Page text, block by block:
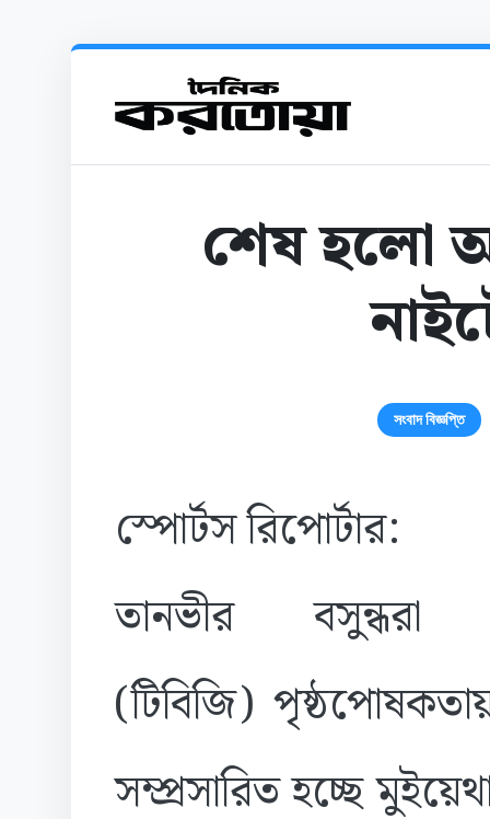
শেষ হলো
সংবাদ বিজ্ঞপ্তি
স্পোর্টস রিপোর্টার:
তানভীর বসুন্ধরা
(টিবিজি)
সম্প্রসারিত হচ্ছে